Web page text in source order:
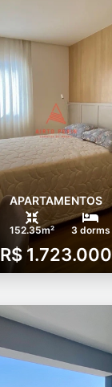
APARTAMENTOS
152.35m² 3 dorms
R$ 1.723.000